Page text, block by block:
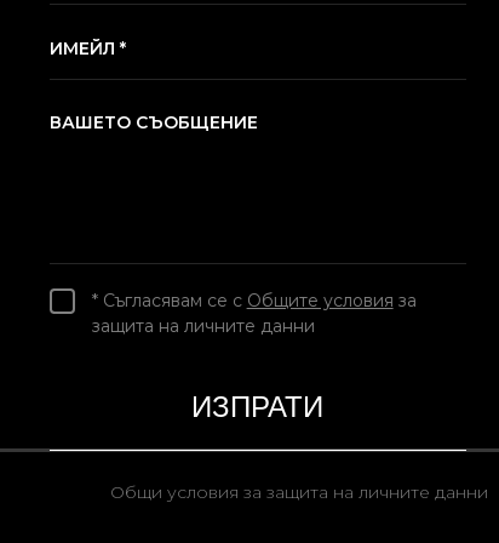
ИМЕЙЛ *
ВАШЕТО СЪОБЩЕНИЕ
* Съгласявам се с Общите условия за
защита на личните данни
Общи условия за защита на личните данни